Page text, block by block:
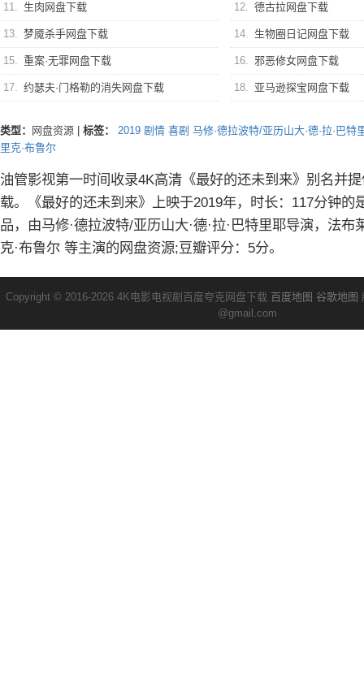
11. 生肉网盘下载 12. 德古拉网盘下载
13. 梦魇杀手网盘下载 14. 生物圈日记网盘下载
15. 重案·无罪网盘下载 16. 邪恶修女网盘下载
17. 约瑟夫·门格勒的消失网盘下载 18. 亚马逊探宝网盘下载
类型： 网盘资源 标签： 2019 剧情 喜剧 马修·德拉波特/亚历山大·德·拉·巴特
里克·布鲁尔
油管影视第一时间收录4K高清《最好的还未到来》别名并
载。《最好的还未到来》上映于2019年，时长：117分钟的
品，由马修·德拉波特/亚历山大·德·拉·巴特里耶导演，法布
克·布鲁尔 等主演的网盘资源;豆瓣评分：5分。
Copyright © 2016-2026 4K电影电视剧百度夸克网盘下载 百度地图 谷歌地图
@gmail.com